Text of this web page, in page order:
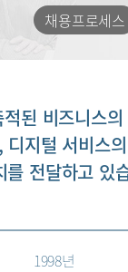
채용프로세스
된 비즈니스
지털 서비스의
전달하고 있
1998년